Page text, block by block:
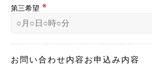
第三希望 ※
お問い合わせ内容 お申込み内容